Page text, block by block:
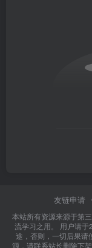
友链申请
本站所有资源来源于第
流学习之用。 用户请
途，否则，一切后果请
源，请联系站长删除下